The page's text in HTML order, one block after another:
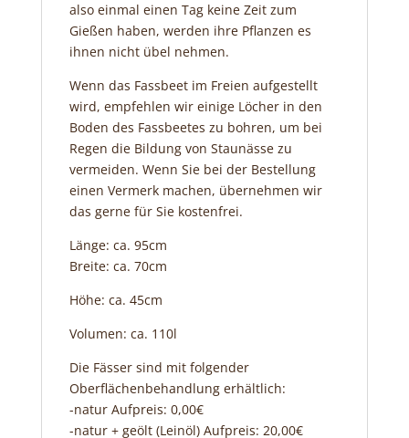
also einmal einen Tag keine Zeit zum
Gießen haben, werden ihre Pflanzen es
ihnen nicht übel nehmen.
Wenn das Fassbeet im Freien aufgestellt
wird, empfehlen wir einige Löcher in den
Boden des Fassbeetes zu bohren, um bei
Regen die Bildung von Staunässe zu
vermeiden. Wenn Sie bei der Bestellung
einen Vermerk machen, übernehmen wir
das gerne für Sie kostenfrei.
Länge: ca. 95cm
Breite: ca. 70cm
Höhe: ca. 45cm
Volumen: ca. 110l
Die Fässer sind mit folgender
Oberflächenbehandlung erhältlich:
-natur Aufpreis: 0,00€
-natur + geölt (Leinöl) Aufpreis: 20,00€